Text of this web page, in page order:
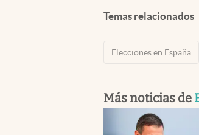
Temas relacionados
Elecciones en España
Más noticias de